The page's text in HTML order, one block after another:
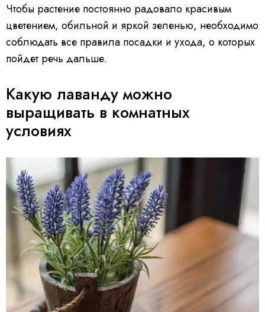
Чтобы растение постоянно радовало красивым
цветением, обильной и яркой зеленью, необходимо
соблюдать все правила посадки и ухода, о которых
пойдет речь дальше.
Какую лаванду можно
выращивать в комнатных
условиях